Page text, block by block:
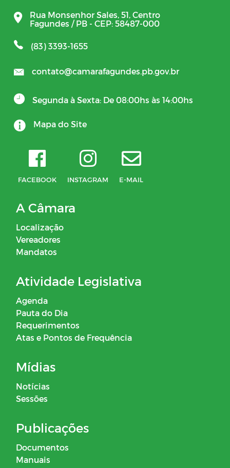
Rua Monsenhor Sales, 51, Centro
Fagundes / PB - CEP: 58487-000
(83) 3393-1655
contato@camarafagundes.pb.gov.br
Segunda à Sexta: De 08:00hs às 14:00hs
Mapa do Site
FACEBOOK INSTAGRAM E-MAIL
A Câmara
Localização
Vereadores
Mandatos
Atividade Legislativa
Agenda
Pauta do Dia
Requerimentos
Atas e Pontos de Frequência
Mídias
Notícias
Sessões
Publicações
Documentos
Manuais